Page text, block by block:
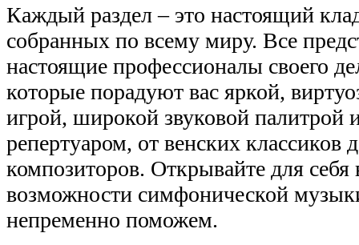
Каждый раздел – это настоящий
собранных по всему миру. Все
настоящие профессионалы своего
которые порадуют вас яркой,
игрой, широкой звуковой палитрой
репертуаром, от венских классиков
композиторов. Открывайте для
возможности симфонической
непременно поможем.